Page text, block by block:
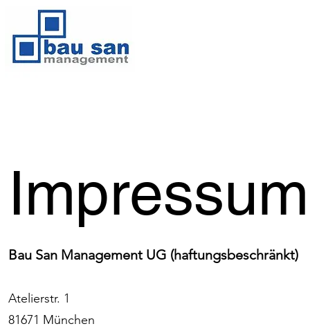
Impressum
Bau San Management UG (haftungsbeschränkt)
Atelierstr. 1
81671 München